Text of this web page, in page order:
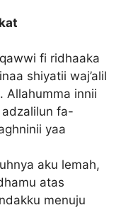
fi ridhaaka
shiyatii waj’alil
Allahumma innii
adzalilun fa-
yaa
aku lemah,
atas
menuju